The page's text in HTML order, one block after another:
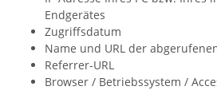
Endgerätes
Zugriffsdatum
Name und URL der
Referrer-URL
Browser / Betriebssystem /